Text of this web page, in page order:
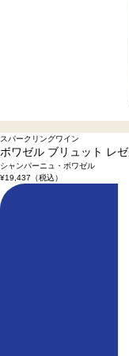
スパークリングワイン
ボワゼル ブリュット レ
シャンパーニュ・ボワゼル
¥19,437 （税込）